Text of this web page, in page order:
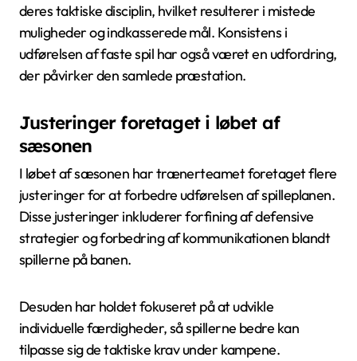
deres taktiske disciplin, hvilket resulterer i mistede
muligheder og indkasserede mål. Konsistens i
udførelsen af faste spil har også været en udfordring,
der påvirker den samlede præstation.
Justeringer foretaget i løbet af
sæsonen
I løbet af sæsonen har trænerteamet foretaget flere
justeringer for at forbedre udførelsen af spilleplanen.
Disse justeringer inkluderer forfining af defensive
strategier og forbedring af kommunikationen blandt
spillerne på banen.
Desuden har holdet fokuseret på at udvikle
individuelle færdigheder, så spillerne bedre kan
tilpasse sig de taktiske krav under kampene.